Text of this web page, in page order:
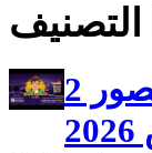
برنامج سلامى اعطيكم مع خادمة الرب فيبى منصور 2